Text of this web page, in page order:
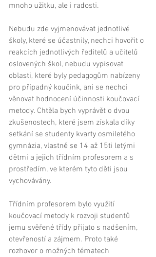
mnoho užitku, ale i radosti.
Nebudu zde vyjmenovávat jednotlivé
školy, které se účastnily, nechci hovořit o
reakcích jednotlivých ředitelů a učitelů
oslovených škol, nebudu vypisovat
oblasti, které byly pedagogům nabízeny
pro případný koučink, ani se nechci
věnovat hodnocení účinnosti koučovací
metody. Chtěla bych vyprávět o dvou
zkušenostech, které jsem získala díky
setkání se studenty kvarty osmiletého
gymnázia, vlastně se 14 až 15ti letými
dětmi a jejich třídním profesorem a s
prostředím, ve kterém tyto děti jsou
vychovávány.
Třídním profesorem bylo využití
koučovací metody k rozvoji studentů
jemu svěřené třídy přijato s nadšením,
otevřeností a zájmem. Proto také
rozhovor o možných tématech